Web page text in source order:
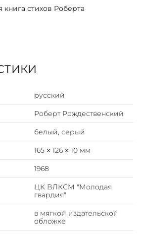
стихов Роберта
(имя при рождении
автор песен, один из
русский
Роберт Рождественский
белый, серый
165 × 126 × 10 мм
1968
ЦК ВЛКСМ "Молодая
гвардия"
в мягкой издательской
обложке